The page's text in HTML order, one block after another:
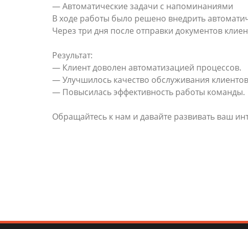
— Автоматические задачи с напоминаниями
В ходе работы было решено внедрить
Через три дня после отправки документов
Результат:
— Клиент доволен автоматизацией процессов.
— Улучшилось качество обслуживания
— Повысилась эффективность работы команды.
Обращайтесь к нам и давайте развивать ваш